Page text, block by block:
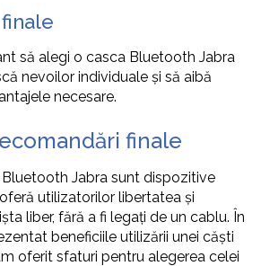
să alegi o casca Bluetooth Jabra
nevoilor individuale și să aibă
necesare.
finale
Jabra sunt dispozitive
utilizatorilor libertatea și
liber, fără a fi legați de un cablu. În
beneficiile utilizării unei căști
oferit sfaturi pentru alegerea celei